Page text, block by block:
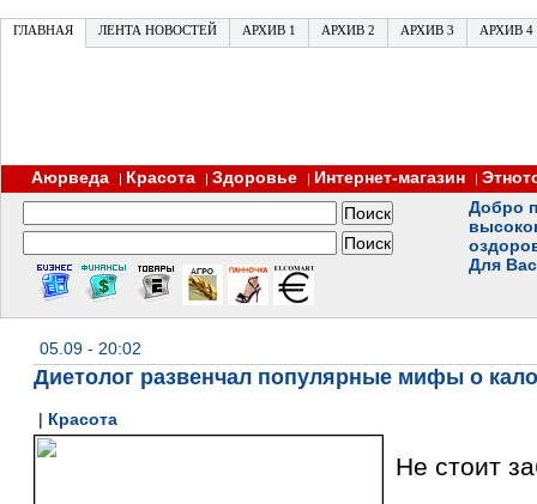
ГЛАВНАЯ ЛЕНТА НОВОСТЕЙ АРХИВ 1 АРХИВ 2 АРХИВ 3 АРХИВ 4
Аюрведа | Красота | Здоровье | Интернет-магазин |
Добро
Для
05.09 - 20:02
Диетолог развенчал популярные мифы о
| Красота
Не стоит